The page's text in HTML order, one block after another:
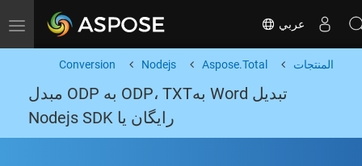
Toggle navigation عربي
المنتجات Aspose.Total
Nodejs
Conversion
تبدیل Word بهODP، TXT به ODP مبدل
رایگان یا Nodejs SDK